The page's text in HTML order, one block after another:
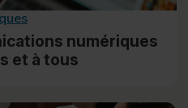
numériques
et à tous